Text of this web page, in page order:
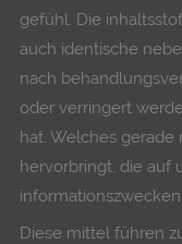
gefühl. Die
auch identische
nach
oder verringert
hat. Welches
hervorbringt, die auf
Diese mittel führen